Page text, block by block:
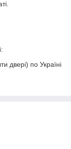
двері) по Україні